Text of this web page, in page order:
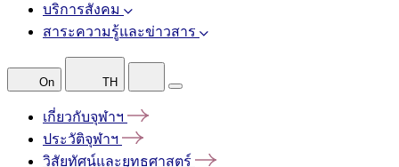
บริการสังคม
สาระความรู้และข่าวสาร
On TH
เกี่ยวกับจุฬาฯ
ประวัติจุฬาฯ
วิสัยทัศน์และยุทธศาสตร์